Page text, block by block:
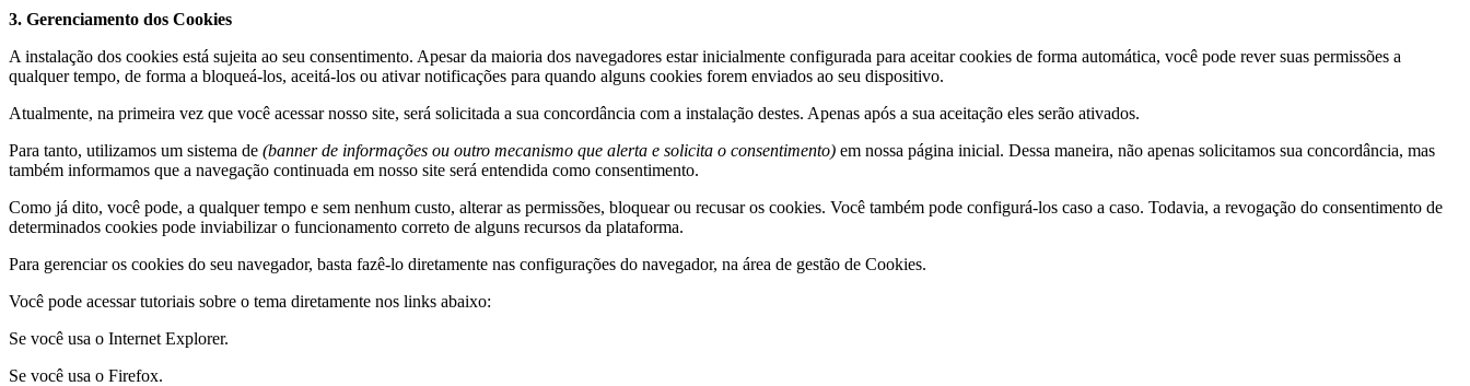
3. Gerenciamento dos Cookies
A instalação dos cookies está sujeita ao seu consentimento. Apesar da maioria dos navegadores estar inicialmente configurada para aceitar cookies de forma automática, você pode rever suas permissões a
qualquer tempo, de forma a bloqueá-los, aceitá-los ou ativar notificações para quando alguns cookies forem enviados ao seu dispositivo.
Atualmente, na primeira vez que você acessar nosso site, será solicitada a sua concordância com a instalação destes. Apenas após a sua aceitação eles serão ativados.
Para tanto, utilizamos um sistema de (banner de informações ou outro mecanismo que alerta e solicita o consentimento) em nossa página inicial. Dessa maneira, não apenas solicitamos sua concordância, mas
também informamos que a navegação continuada em nosso site será entendida como consentimento.
Como já dito, você pode, a qualquer tempo e sem nenhum custo, alterar as permissões, bloquear ou recusar os cookies. Você também pode configurá-los caso a caso. Todavia, a revogação do consentimento de
determinados cookies pode inviabilizar o funcionamento correto de alguns recursos da plataforma.
Para gerenciar os cookies do seu navegador, basta fazê-lo diretamente nas configurações do navegador, na área de gestão de Cookies.
Você pode acessar tutoriais sobre o tema diretamente nos links abaixo:
Se você usa o Internet Explorer.
Se você usa o Firefox.